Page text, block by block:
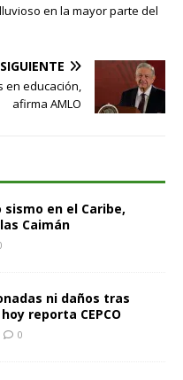
en la mayor parte del
SIGUIENTE
en educación,
afirma AMLO
en el Caribe,
Caimán
ni daños tras
reporta CEPCO
0